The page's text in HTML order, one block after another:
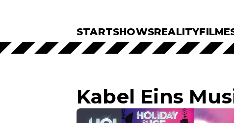
STARTSHOWSREALITYFILME
Kabel Eins